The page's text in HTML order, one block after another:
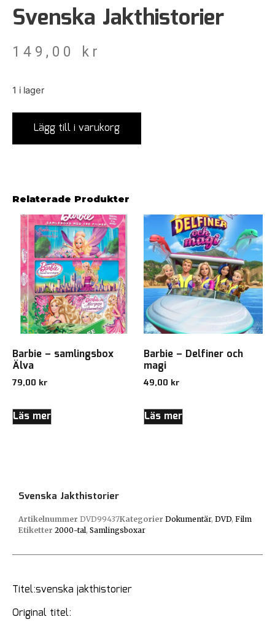
Svenska Jakthistorier
149,00 kr
1 i lager
Lägg till i varukorg
Svenska Jakthistorier
Artikelnummer DVD99437Kategorier Dokumentär, DVD, Film
Etiketter 2000-tal, Samlingsboxar
Titel:svenska jakthistorier
Original titel:
Relaterade Produkter
Barbie – samlingsbox
Älva
79,00 kr
Läs mer
Barbie – Delfiner och
magi
49,00 kr
Läs mer